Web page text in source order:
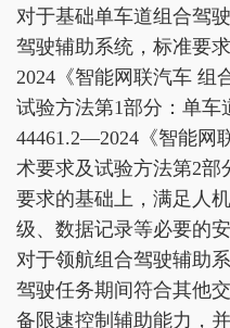
对于基础单车道组合驾
驾驶辅助系统，标准要
2024《智能网联汽车 组
试验方法第1部分：单车
44461.2—2024《智能网
术要求及试验方法第2部
要求的基础上，满足人
级、数据记录等必要的安
对于领航组合驾驶辅助
驾驶任务期间符合其他
备限速控制辅助能力，